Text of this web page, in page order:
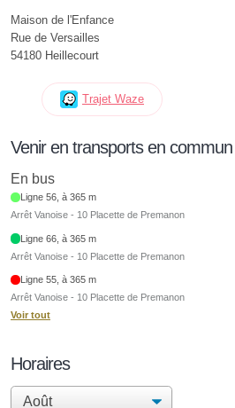
Maison de l'Enfance
Rue de Versailles
54180 Heillecourt
Trajet Waze
Venir en transports en commun
En bus
Ligne 56, à 365 m
Arrêt Vanoise - 10 Placette de Premanon
Ligne 66, à 365 m
Arrêt Vanoise - 10 Placette de Premanon
Ligne 55, à 365 m
Arrêt Vanoise - 10 Placette de Premanon
Voir tout
Horaires